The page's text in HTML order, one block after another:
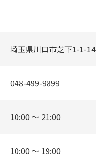
埼玉県川口市芝下1-1-14
048-499-9899
10:00 ～ 21:00
10:00 ～ 19:00